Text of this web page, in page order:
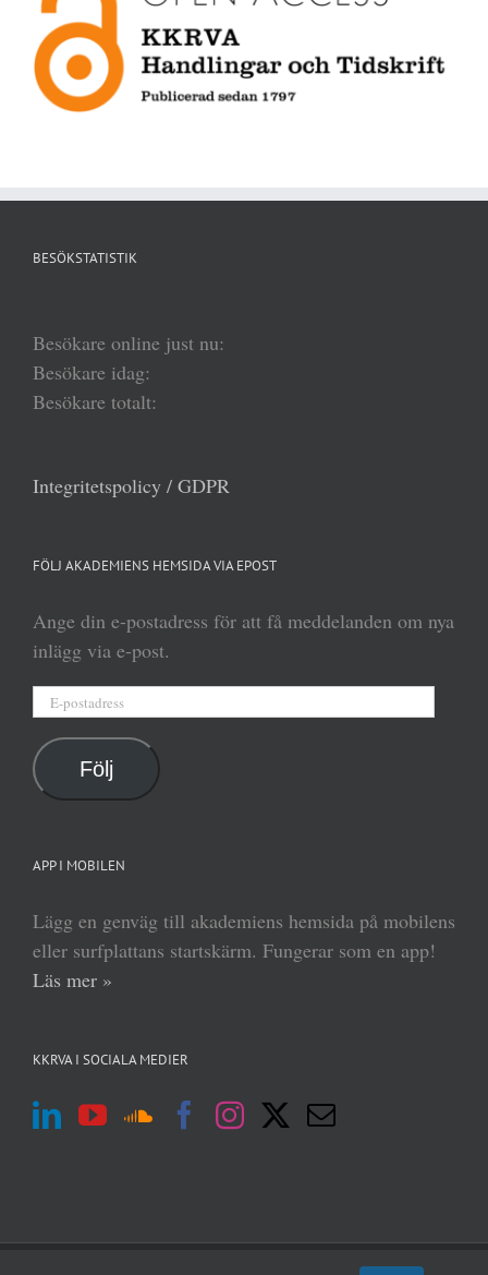
BESÖKSTATISTIK
Besökare online just nu:
Besökare idag:
Besökare totalt:
Integritetspolicy / GDPR
FÖLJ AKADEMIENS HEMSIDA VIA EPOST
Ange din e-postadress för att få meddelanden om nya
inlägg via e-post.
Följ
APP I MOBILEN
Lägg en genväg till akademiens hemsida på mobilens
eller surfplattans startskärm. Fungerar som en app!
Läs mer »
KKRVA I SOCIALA MEDIER